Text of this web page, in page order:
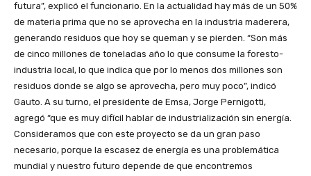
futura”, explicó el funcionario. En la actualidad hay más de un 50%
de materia prima que no se aprovecha en la industria maderera,
generando residuos que hoy se queman y se pierden. “Son más
de cinco millones de toneladas año lo que consume la foresto-
industria local, lo que indica que por lo menos dos millones son
residuos donde se algo se aprovecha, pero muy poco”, indicó
Gauto. A su turno, el presidente de Emsa, Jorge Pernigotti,
agregó “que es muy difícil hablar de industrialización sin energía.
Consideramos que con este proyecto se da un gran paso
necesario, porque la escasez de energía es una problemática
mundial y nuestro futuro depende de que encontremos